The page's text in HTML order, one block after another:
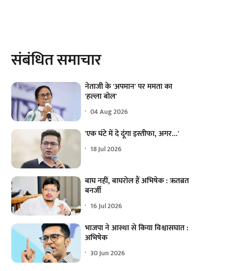
संबंधित समाचार
नेताजी के 'अपमान' पर ममता का
'हल्ला बोल'
04 Aug 2026
'एक घंटे में दे दूंगा इस्तीफा, अगर...'
18 Jul 2026
बाघ नहीं, बाघरोल हैं अभिषेक : ऋतब्रत
बनर्जी
16 Jul 2026
भाजपा ने आस्था से किया विश्वासघात :
अभिषेक
30 Jun 2026